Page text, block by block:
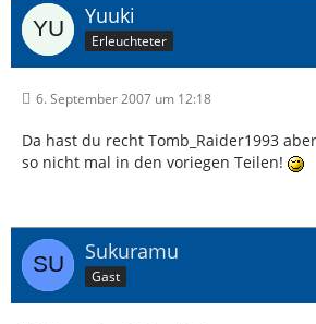
Yuuki
Erleuchteter
6. September 2007 um 12:18
Da hast du recht Tomb_Raider1993
so nicht mal in den voriegen Teilen!
Sukuramu
Gast